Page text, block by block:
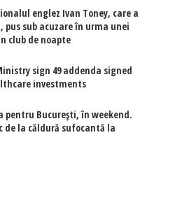
englez Ivan Toney, care a
pus sub acuzare în urma unei
club de noapte
sign 49 addenda signed
investments
pentru București, în weekend.
de la căldură sufocantă la